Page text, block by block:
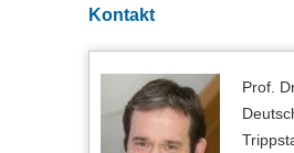
Kontakt
Prof.